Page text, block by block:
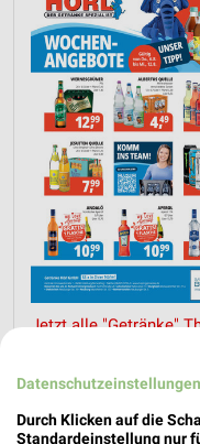
Jetzt alle "Getränke"
Datenschutzeinstellungen
Durch Klicken auf die
Standardeinstellung nur